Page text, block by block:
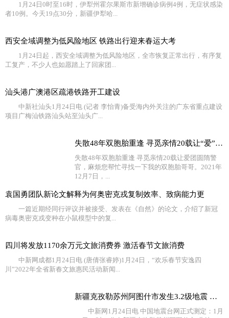
1月24日0时至16时，伊犁州霍尔果斯市新增确诊病例4例，无症状感染
者10例。今天19点30分，新疆伊犁哈...
西安全域调整为低风险地区 铁路出行迎来春运大考
1月24日起，西安全域调整为低风险地区，全市恢复正常出行，有序复
工复产，不少人也如愿踏上了回家团...
汕头港广澳港区疏港铁路开工建设
中新社汕头1月24日电 (记者 李怡青)备受海内外关注的广东省重点建设
项目广梅汕铁路汕头站至汕头广...
失散48年双胞胎重逢 寻觅亲情20载让“爱”团圆
失散48年双胞胎重逢 寻觅亲情20载让爱团圆隋警
官，麻烦您帮忙寻找一下我的双胞胎哥哥。2021年
12月7日，...
袁国勇团队新论文解释为何奥密克戎复制效率、致病能力更
一篇近期经同行评议并被接受、发表在《自然》的论文，介绍了新冠
病毒奥密克戎变种在小鼠模型中的复...
四川将发放1170余万元文旅消费券 激活春节文旅消费
中新网成都1月24日电 (唐倩张睿婷)1月24日，“欢乐春节安逸四
川”2022年全省新春文旅惠民活动新闻...
新疆克孜勒苏州阿图什市发生3.2级地震 震源深度18千米
中新网1月24日电 中国地震台网正式测定：1月